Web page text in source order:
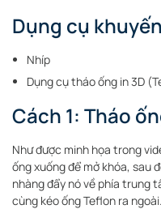
Dụng cụ
Nhíp
Dụng cụ tháo ống in 3D
Cách 1: Tháo
Như được minh họa trong
ống xuống để mở khóa, sau
nhàng đẩy nó về phía trung
cùng kéo ống Teflon ra ngoài.